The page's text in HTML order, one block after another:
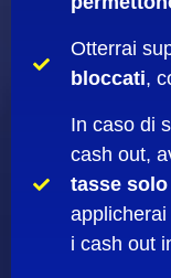
Otterrai
bloccati,
In caso di
cash out,
tasse
i cash out